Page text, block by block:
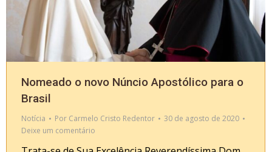
Nomeado o novo Núncio Apostólico para o
Brasil
Notícia Por Carmelo Cristo Redentor
30 de agosto de 2020
Deixe um comentário